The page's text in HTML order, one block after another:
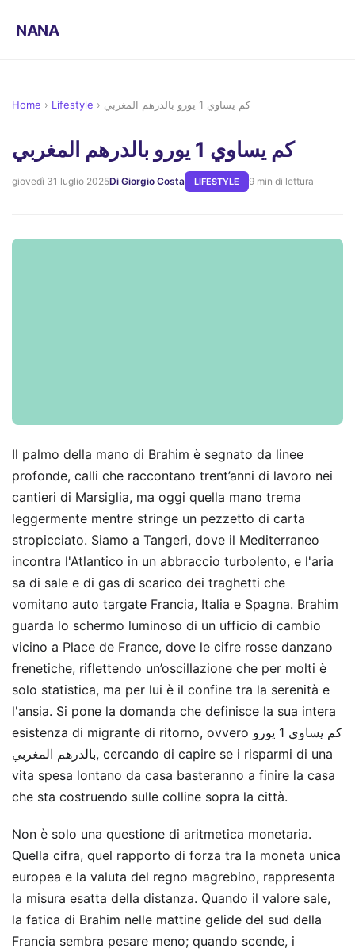
NANA
Home › Lifestyle › كم يساوي 1 يورو بالدرهم المغربي
كم يساوي 1 يورو بالدرهم المغربي
giovedì 31 luglio 2025Di Giorgio Costa LIFESTYLE 9 min di lettura
Il palmo della mano di Brahim è segnato da linee
profonde, calli che raccontano trent’anni di lavoro nei
cantieri di Marsiglia, ma oggi quella mano trema
leggermente mentre stringe un pezzetto di carta
stropicciato. Siamo a Tangeri, dove il Mediterraneo
incontra l'Atlantico in un abbraccio turbolento, e l'aria
sa di sale e di gas di scarico dei traghetti che
vomitano auto targate Francia, Italia e Spagna. Brahim
guarda lo schermo luminoso di un ufficio di cambio
vicino a Place de France, dove le cifre rosse danzano
frenetiche, riflettendo un’oscillazione che per molti è
solo statistica, ma per lui è il confine tra la serenità e
l'ansia. Si pone la domanda che definisce la sua intera
esistenza di migrante di ritorno, ovvero كم يساوي 1 يورو
بالدرهم المغربي, cercando di capire se i risparmi di una
vita spesa lontano da casa basteranno a finire la casa
che sta costruendo sulle colline sopra la città.
Non è solo una questione di aritmetica monetaria.
Quella cifra, quel rapporto di forza tra la moneta unica
europea e la valuta del regno magrebino, rappresenta
la misura esatta della distanza. Quando il valore sale,
la fatica di Brahim nelle mattine gelide del sud della
Francia sembra pesare meno; quando scende, i